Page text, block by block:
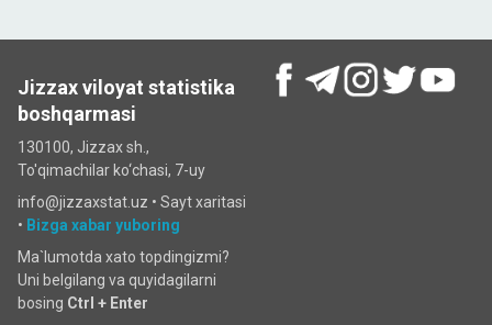
Jizzax viloyat statistika
boshqarmasi
130100, Jizzax sh.,
To'qimachilar ko‘chаsi, 7-uy
info@jizzaxstat.uz • Sayt xaritasi
• Bizga xabar yuboring
Ma`lumotda xato topdingizmi?
Uni belgilang va quyidagilarni
bosing Ctrl + Enter